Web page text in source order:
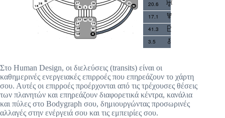
20.6
17.1
41.3
3.5
Στο Human Design, οι διελεύσεις (transits) είναι οι
καθημερινές ενεργειακές επιρροές που επηρεάζουν το χάρτη
σου. Αυτές οι επιρροές προέρχονται από τις τρέχουσες θέσεις
των πλανητών και επηρεάζουν διαφορετικά κέντρα, κανάλια
και πύλες στο Bodygraph σου, δημιουργώντας προσωρινές
αλλαγές στην ενέργειά σου και τις εμπειρίες σου.